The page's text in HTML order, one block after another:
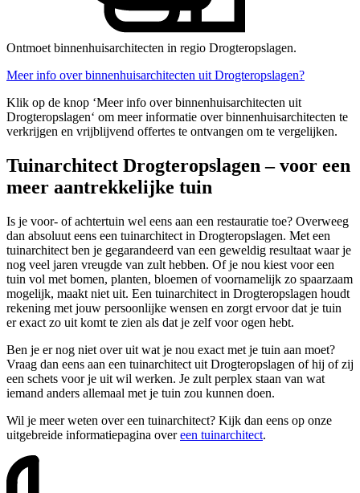
Ontmoet binnenhuisarchitecten in regio Drogteropslagen.
Meer info over binnenhuisarchitecten uit Drogteropslagen?
Klik op de knop ‘Meer info over binnenhuisarchitecten uit
Drogteropslagen‘ om meer informatie over binnenhuisarchitecten te
verkrijgen en vrijblijvend offertes te ontvangen om te vergelijken.
Tuinarchitect Drogteropslagen – voor een
meer aantrekkelijke tuin
Is je voor- of achtertuin wel eens aan een restauratie toe? Overweeg
dan absoluut eens een tuinarchitect in Drogteropslagen. Met een
tuinarchitect ben je gegarandeerd van een geweldig resultaat waar je
nog veel jaren vreugde van zult hebben. Of je nou kiest voor een
tuin vol met bomen, planten, bloemen of voornamelijk zo spaarzaam
mogelijk, maakt niet uit. Een tuinarchitect in Drogteropslagen houdt
rekening met jouw persoonlijke wensen en zorgt ervoor dat je tuin
er exact zo uit komt te zien als dat je zelf voor ogen hebt.
Ben je er nog niet over uit wat je nou exact met je tuin aan moet?
Vraag dan eens aan een tuinarchitect uit Drogteropslagen of hij of zij
een schets voor je uit wil werken. Je zult perplex staan van wat
iemand anders allemaal met je tuin zou kunnen doen.
Wil je meer weten over een tuinarchitect? Kijk dan eens op onze
uitgebreide informatiepagina overeen tuinarchitect.